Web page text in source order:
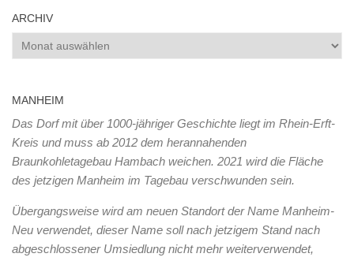
ARCHIV
Archiv
MANHEIM
Das Dorf mit über 1000-jähriger Geschichte liegt im Rhein-Erft-
Kreis und muss ab 2012 dem herannahenden
Braunkohletagebau Hambach weichen. 2021 wird die Fläche
des jetzigen Manheim im Tagebau verschwunden sein.
Übergangsweise wird am neuen Standort der Name Manheim-
Neu verwendet, dieser Name soll nach jetzigem Stand nach
abgeschlossener Umsiedlung nicht mehr weiterverwendet,